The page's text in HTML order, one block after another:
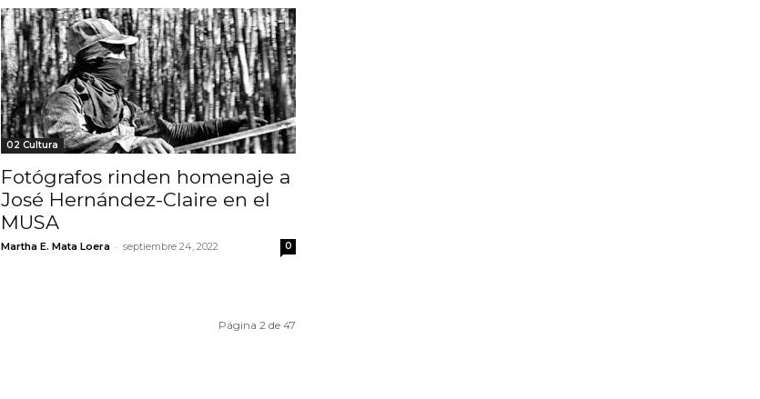
02 Cultura
Fotógrafos rinden homenaje a
José Hernández-Claire en el
MUSA
Martha E. Mata Loera - septiembre 24, 2022 0
Página 2 de 47